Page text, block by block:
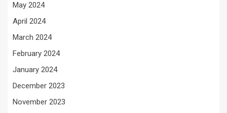
May 2024
April 2024
March 2024
February 2024
January 2024
December 2023
November 2023